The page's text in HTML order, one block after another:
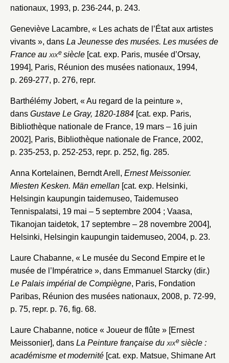
nationaux, 1993, p. 236-244, p. 243.
Geneviève Lacambre, « Les achats de l’État aux artistes
vivants », dans La Jeunesse des musées. Les musées de
France au xixesiècle [cat. exp. Paris, musée d’Orsay,
1994], Paris, Réunion des musées nationaux, 1994,
p. 269-277, p. 276, repr.
Barthélémy Jobert, « Au regard de la peinture »,
dans Gustave Le Gray, 1820-1884 [cat. exp. Paris,
Bibliothèque nationale de France, 19 mars – 16 juin
2002], Paris, Bibliothèque nationale de France, 2002,
p. 235-253, p. 252-253, repr. p. 252, fig. 285.
Anna Kortelainen, Berndt Arell, Ernest Meissonier.
Miesten Kesken. Män emellan [cat. exp. Helsinki,
Helsingin kaupungin taidemuseo, Taidemuseo
Tennispalatsi, 19 mai – 5 septembre 2004 ; Vaasa,
Tikanojan taidetok, 17 septembre – 28 novembre 2004],
Helsinki, Helsingin kaupungin taidemuseo, 2004, p. 23.
Laure Chabanne, « Le musée du Second Empire et le
musée de l’Impératrice », dans Emmanuel Starcky (dir.)
Le Palais impérial de Compiègne, Paris, Fondation
Paribas, Réunion des musées nationaux, 2008, p. 72-99,
p. 75, repr. p. 76, fig. 68.
Laure Chabanne, notice « Joueur de flûte » [Ernest
Meissonier], dans La Peinture française du xixesiècle :
académisme et modernité [cat. exp. Matsue, Shimane Art